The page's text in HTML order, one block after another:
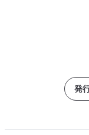
発